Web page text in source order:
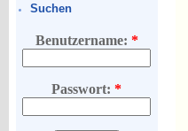
Suchen
Benutzername: *
Passwort:*